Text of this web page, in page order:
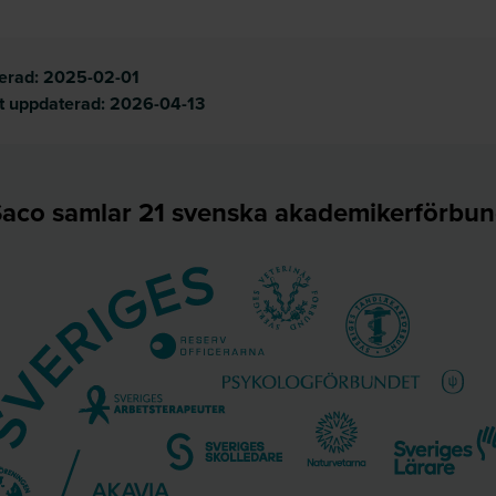
2025-02-01
uppdaterad: 2026-04-13
samlar 21 svenska